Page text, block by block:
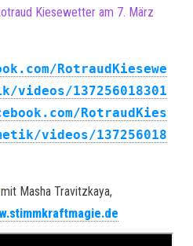
Kiesewetter am 7. März
RotraudKiesewe
videos/137256018301
RotraudKies
videos/137256018
mit Masha Travitzkaya,